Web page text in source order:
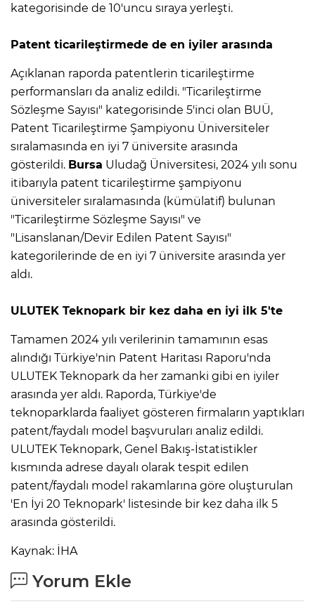
kategorisinde de 10'uncu sıraya yerleşti.
Patent ticarileştirmede de en iyiler arasında
Açıklanan raporda patentlerin ticarileştirme
performansları da analiz edildi. "Ticarileştirme
Sözleşme Sayısı" kategorisinde 5'inci olan BUÜ,
Patent Ticarileştirme Şampiyonu Üniversiteler
sıralamasında en iyi 7 üniversite arasında
gösterildi. Bursa Uludağ Üniversitesi, 2024 yılı sonu
itibarıyla patent ticarileştirme şampiyonu
üniversiteler sıralamasında (kümülatif) bulunan
"Ticarileştirme Sözleşme Sayısı" ve
"Lisanslanan/Devir Edilen Patent Sayısı"
kategorilerinde de en iyi 7 üniversite arasında yer
aldı.
ULUTEK Teknopark bir kez daha en iyi ilk 5'te
Tamamen 2024 yılı verilerinin tamamının esas
alındığı Türkiye'nin Patent Haritası Raporu'nda
ULUTEK Teknopark da her zamanki gibi en iyiler
arasında yer aldı. Raporda, Türkiye'de
teknoparklarda faaliyet gösteren firmaların yaptıkları
patent/faydalı model başvuruları analiz edildi.
ULUTEK Teknopark, Genel Bakış-İstatistikler
kısmında adrese dayalı olarak tespit edilen
patent/faydalı model rakamlarına göre oluşturulan
'En İyi 20 Teknopark' listesinde bir kez daha ilk 5
arasında gösterildi.
Kaynak: İHA
Yorum Ekle